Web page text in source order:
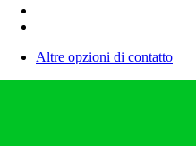
Altre opzioni di contatto